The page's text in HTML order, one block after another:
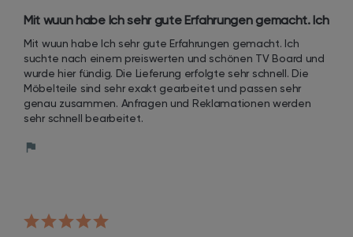
Mit wuun habe Ich sehr gute Erfahrungen gemacht. Ich
suchte nach einem preiswerten und schönen TV
Board und wurde hier fündig. Die Lieferung erfolgte
sehr schnell. Die Möbelteile sind sehr exakt gearb
Mit wuun habe Ich sehr gute Erfahrungen gemacht. Ich
suchte nach einem preiswerten und schönen TV Board und
wurde hier fündig. Die Lieferung erfolgte sehr schnell. Die
Möbelteile sind sehr exakt gearbeitet und passen sehr
genau zusammen. Anfragen und Reklamationen werden
sehr schnell bearbeitet.